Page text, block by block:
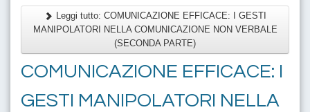
Leggi tutto: COMUNICAZIONE EFFICACE: I GESTI
MANIPOLATORI NELLA COMUNICAZIONE NON VERBALE
(SECONDA PARTE)
COMUNICAZIONE EFFICACE: I
GESTI MANIPOLATORI NELLA